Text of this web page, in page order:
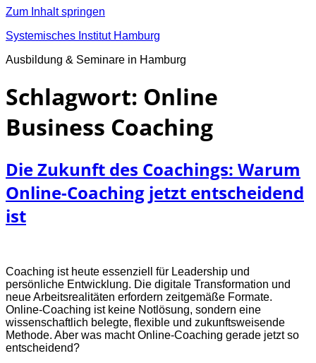
Zum Inhalt springen
Systemisches Institut Hamburg
Ausbildung & Seminare in Hamburg
Schlagwort: Online
Business Coaching
Die Zukunft des Coachings: Warum
Online-Coaching jetzt entscheidend
ist
Coaching ist heute essenziell für Leadership und
persönliche Entwicklung. Die digitale Transformation und
neue Arbeitsrealitäten erfordern zeitgemäße Formate.
Online-Coaching ist keine Notlösung, sondern eine
wissenschaftlich belegte, flexible und zukunftsweisende
Methode. Aber was macht Online-Coaching gerade jetzt so
entscheidend?